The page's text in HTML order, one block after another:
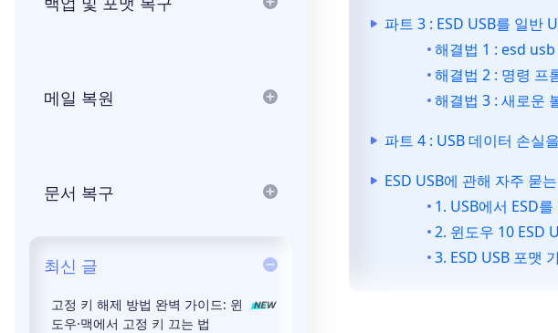
메일 복원
문서 복구
최신 글
고정 키 해제 방법 완벽 가이드: 윈
도우·맥에서 고정 키 끄는 법
파트 3 : ESD USB를 일반
해결법 1 : esd
해결법 2 : 명령 프
해결법 3 : 새로운
파트 4 : USB 데이터 손실
ESD USB에 관해 자주 묻
1. USB에서 ESD
2. 윈도우 10 ESD
3. ESD USB 포맷